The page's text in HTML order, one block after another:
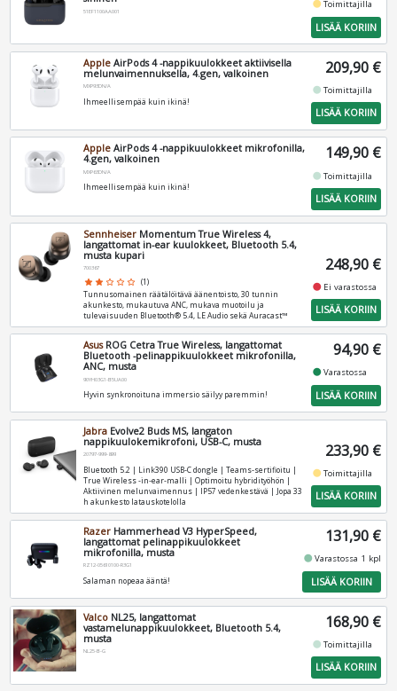
51EF1100AA001
fiber_manual_recordToimittajilla
LISÄÄ KORIIN
Apple AirPods 4 -nappikuulokkeet aktiivisella
melunvaimennuksella, 4.gen, valkoinen
MXP93DN/A
Ihmeellisempää kuin ikinä!
209,90 €
fiber_manual_recordToimittajilla
LISÄÄ KORIIN
Apple AirPods 4 -nappikuulokkeet mikrofonilla,
4.gen, valkoinen
MXP63DN/A
Ihmeellisempää kuin ikinä!
149,90 €
fiber_manual_recordToimittajilla
LISÄÄ KORIIN
Sennheiser Momentum True Wireless 4,
langattomat in-ear kuulokkeet, Bluetooth 5.4,
musta kupari
700367
star star star_border star_border star_border (1)
Tunnusomainen räätälöitävä äänentoisto, 30 tunnin
akunkesto, mukautuva ANC, mukava muotoilu ja
tulevaisuuden Bluetooth® 5.4, LE Audio sekä Auracast™
248,90 €
fiber_manual_record Ei varastossa
LISÄÄ KORIIN
AsusROG Cetra True Wireless, langattomat
Bluetooth -pelinappikuulokkeet mikrofonilla,
ANC, musta
90YH03G1-B5UA00
Hyvin synkronoituna immersio säilyy paremmin!
94,90 €
fiber_manual_recordVarastossa
LISÄÄ KORIIN
Jabra Evolve2 Buds MS, langaton
nappikuulokemikrofoni, USB-C, musta
20797-999-899
Bluetooth 5.2 | Link390 USB‑C dongle | Teams‑sertifioitu |
True Wireless ‑in‑ear‑malli | Optimoitu hybridityöhön |
Aktiivinen melunvaimennus | IP57 vedenkestävä | Jopa 33
h akunkesto latauskotelolla
233,90 €
fiber_manual_recordToimittajilla
LISÄÄ KORIIN
Razer Hammerhead V3 HyperSpeed,
langattomat pelinappikuulokkeet
mikrofonilla, musta
RZ12-05610100-R3G1
Salaman nopeaa ääntä!
131,90 €
fiber_manual_recordVarastossa 1 kpl
LISÄÄ KORIIN
Valco NL25, langattomat
vastamelunappikuulokkeet, Bluetooth 5.4,
musta
NL25-B-G
168,90 €
fiber_manual_recordToimittajilla
LISÄÄ KORIIN